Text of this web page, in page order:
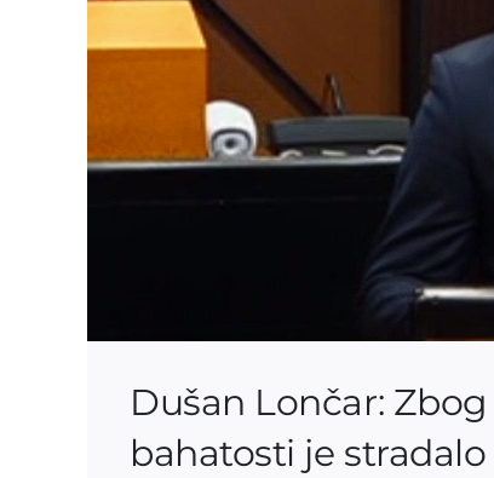
Dušan Lončar:
bahatosti je